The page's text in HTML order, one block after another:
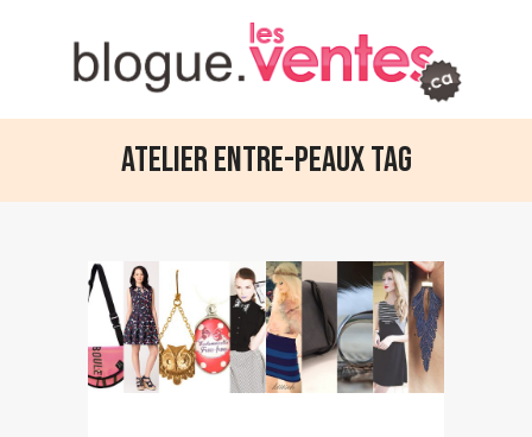
Atelier Entre-peaux Tag